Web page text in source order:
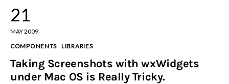
21
MAY 2009
COMPONENTS LIBRARIES
Taking Screenshots with wxWidgets
under Mac OS is Really Tricky.